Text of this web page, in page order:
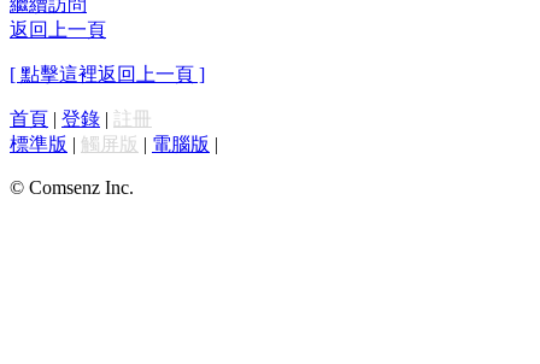
返回上一頁
[ 點擊這裡返回上一頁 ]
首頁 | 登錄 | 註冊
標準版 | 觸屏版 | 電腦版 |
© Comsenz Inc.